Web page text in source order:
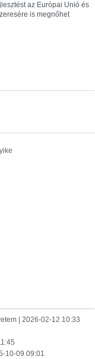
az Európai Unió és
is megnőhet
| 2026-02-12 10:33
10-09 09:01